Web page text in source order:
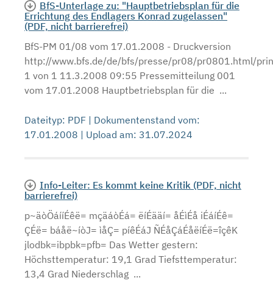
BfS-Unterlage zu: "Hauptbetriebsplan für die
Errichtung des Endlagers Konrad zugelassen"
(PDF, nicht barrierefrei)
BfS-PM 01/08 vom 17.01.2008 - Druckversion
http://www.bfs.de/de/bfs/presse/pr08/pr0801.html/
1 von 1 11.3.2008 09:55 Pressemitteilung 001
vom 17.01.2008 Hauptbetriebsplan für die ...
Dateityp: PDF | Dokumentenstand vom:
17.01.2008 | Upload am: 31.07.2024
Info-Leiter: Es kommt keine Kritik (PDF, nicht
barrierefrei)
p~äòÖáííÉêë= mçäáòÉá= ëíÉääí= åÉìÉå iÉáíÉê=
ÇÉë= báåë~íòJ= ìåÇ= píêÉáJ ÑÉåÇáÉåëíÉë=îçêK
jlodbk=ibpbk=pfb= Das Wetter gestern:
Höchsttemperatur: 19,1 Grad Tiefsttemperatur:
13,4 Grad Niederschlag ...